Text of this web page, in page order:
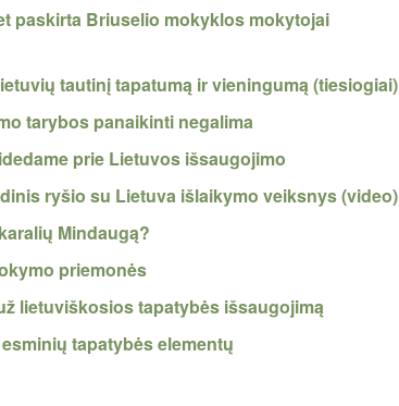
paskirta Briuselio mokyklos mokytojai
tautinį tapatumą ir vieningumą (tiesiogiai)
tarybos panaikinti negalima
prie Lietuvos išsaugojimo
ryšio su Lietuva išlaikymo veiksnys (video)
Mindaugą?
priemonės
lietuviškosios tapatybės išsaugojimą
tapatybės elementų